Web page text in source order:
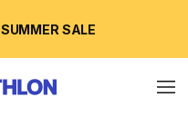
SUMMER SALE עד 50% הנחה 🛍️
Menu